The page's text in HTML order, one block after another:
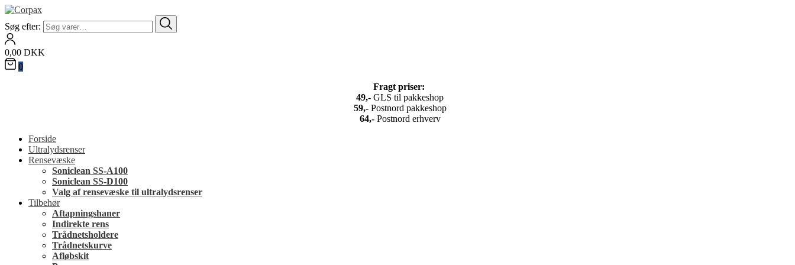
Søg efter:
0,00 DKK
0
Fragt priser:
49,- GLS til pakkeshop
59,-Postnord pakkeshop
64,-Postnord erhverv
Forside
Ultralydsrenser
Rensevæske
Soniclean SS-A100
Soniclean SS-D100
Valg af rensevæske til ultralydsrenser
Tilbehør
Aftapningshaner
Indirekte rens
Trådnetsholdere
Trådnetskurve
Afløbskit